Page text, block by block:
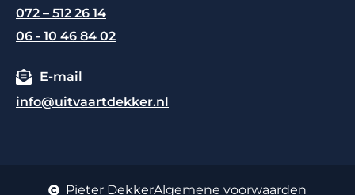
072 – 512 26 14
06 - 10 46 84 02
E-mail
info@uitvaartdekker.nl
Pieter DekkerAlgemene voorwaarden